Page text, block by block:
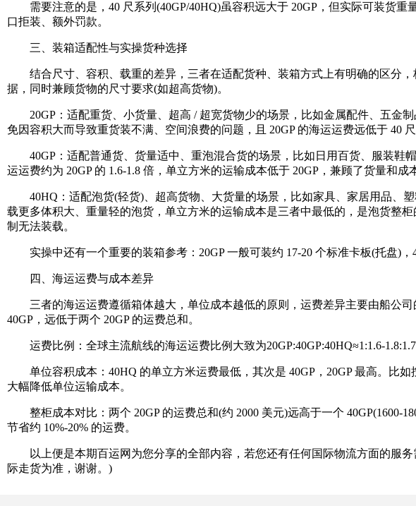
需要注意的是，40 尺系列(40GP/40HQ)虽容积远大于 20GP，但实际可装货重
口拒装、额外罚款。
三、装箱适配性与实操货种选择
结合尺寸、容积、载重的差异，三者在适配货种、装箱方式上有明确的区分，
据，同时兼顾货物的尺寸要求(如超高货物)。
20GP：适配重货、小货量、超高 / 超宽货物少的场景，比如金属配件、五金
免因容积大而导致重货装不满、空间浪费的问题，且 20GP 的海运运费远低于 40
40GP：适配普通货、货量适中、重泡混合货的场景，比如日用百货、服装鞋
运运费约为 20GP 的 1.6-1.8 倍，单立方米的运输成本低于 20GP，兼顾了货量和成
40HQ：适配泡货(轻货)、超高货物、大货量的场景，比如家具、家居用品、塑
载更多体积大、重量轻的泡货，单立方米的运输成本是三者中最低的，是泡货整
制无法装载。
实操中还有一个重要的装箱参考：20GP 一般可装约 17-20 个标准卡板(托盘)，
四、海运运费与成本差异
三者的海运运费遵循箱体越大，单位成本越低的原则，运费差异主要由船公司
40GP，远低于两个 20GP 的运费总和。
运费比例：全球主流航线的海运运费比例大致为20GP:40GP:40HQ≈1:1.6-1.8:1.7-
单位容积成本：40HQ 的单立方米运费最低，其次是 40GP，20GP 最高。比如
大幅降低单位运输成本。
整柜成本对比：两个 20GP 的运费总和(约 2000 美元)远高于一个 40GP(1600-
节省约 10%-20% 的运费。
以上便是本期百运网为您分享的全部内容，若您还有任何国际物流方面的服务
际走货为准，谢谢。)